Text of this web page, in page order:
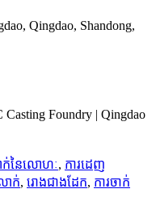
Qingdao, Shandong,
Foundry | Qingdao
ក់នៃលោហៈ, ការដេញ
ាក់, រោងជាងដែក, ការចាក់